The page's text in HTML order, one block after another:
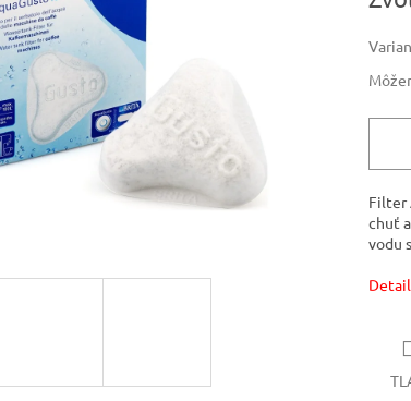
Filter
chuť
vodu